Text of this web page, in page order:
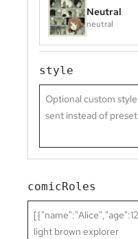
Neutral
neutral
style
comicRoles